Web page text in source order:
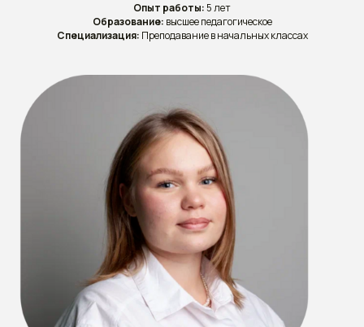
Опыт работы: 5 лет
Образование: высшее педагогическое
Специализация: Преподавание в начальных классах